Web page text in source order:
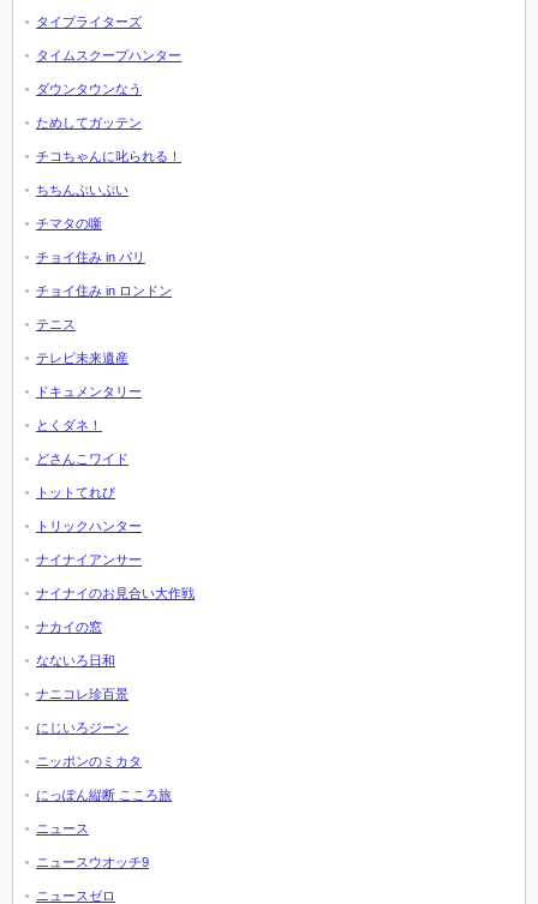
タイプライターズ
タイムスクープハンター
ダウンタウンなう
ためしてガッテン
チコちゃんに叱られる！
ちちんぷいぷい
チマタの噺
チョイ住み in パリ
チョイ住み in ロンドン
テニス
テレビ未来遺産
ドキュメンタリー
とくダネ！
どさんこワイド
トットてれび
トリックハンター
ナイナイアンサー
ナイナイのお見合い大作戦
ナカイの窓
なないろ日和
ナニコレ珍百景
にじいろジーン
ニッポンのミカタ
にっぽん縦断 こころ旅
ニュース
ニュースウオッチ9
ニュースゼロ